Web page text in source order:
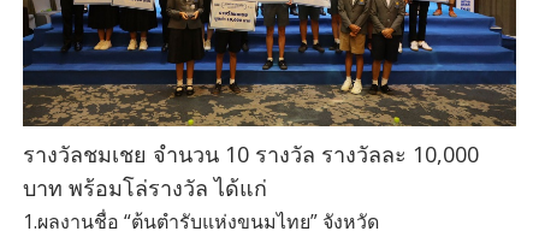
รางวัลชมเชย จำนวน 10 รางวัล รางวัลละ 10,000
บาท พร้อมโล่รางวัล ได้แก่
1.ผลงานชื่อ “ต้นตํารับแห่งขนมไทย” จังหวัด